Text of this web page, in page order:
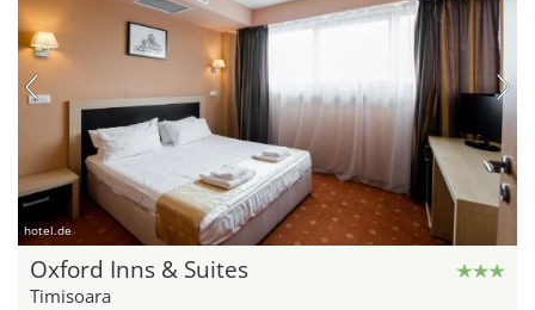
hotel.de
Oxford Inns & Suites
Timisoara